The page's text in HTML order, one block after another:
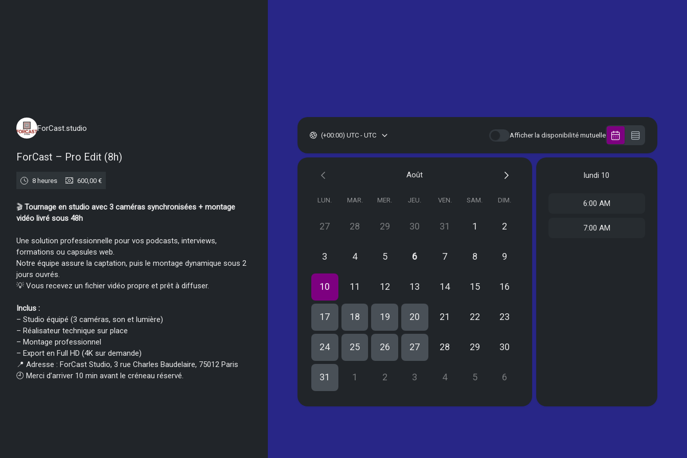
ForCast.studio
ForCast – Pro Edit (8h)
8 heures 600,00 €
🎬 Tournage en studio avec 3 caméras synchronisées + montage
vidéo livré sous 48h
Une solution professionnelle pour vos podcasts, interviews,
formations ou capsules web.
Notre équipe assure la captation, puis le montage dynamique sous 2
jours ouvrés.
💡 Vous recevez un fichier vidéo propre et prêt à diffuser.
Inclus :
– Studio équipé (3 caméras, son et lumière)
– Réalisateur technique sur place
– Montage professionnel
– Export en Full HD (4K sur demande)
📍 Adresse : ForCast Studio, 3 rue Charles Baudelaire, 75012 Paris
🕘 Merci d’arriver 10 min avant le créneau réservé.
Afficher la disponibilité mutuelle
(+00:00) UTC - UTC
Août
LUN. MAR. MER. JEU. VEN. SAM. DIM.
27 28 29 30 31 1 2
3 4 5 6 7 8 9
10 11 12 13 14 15 16
17 18 19 20 21 22 23
24 25 26 27 28 29 30
31 1 2 3 4 5 6
lundi 10
6:00 AM
7:00 AM